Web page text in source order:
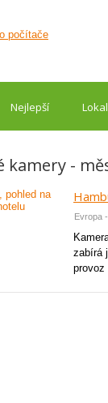
Nejlepší
kamery -
Evropa
zabírá
provoz